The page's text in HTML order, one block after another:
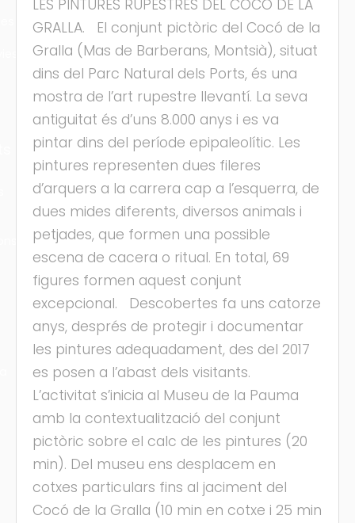
LES PINTURES RUPESTRES DEL COCÓ DE LA
GRALLA. El conjunt pictòric del Cocó de la
Gralla (Mas de Barberans, Montsià), situat
dins del Parc Natural dels Ports, és una
mostra de l’art rupestre llevantí. La seva
antiguitat és d’uns 8.000 anys i es va
pintar dins del període epipaleolític. Les
pintures representen dues fileres
d’arquers a la carrera cap a l’esquerra, de
dues mides diferents, diversos animals i
petjades, que formen una possible
escena de cacera o ritual. En total, 69
figures formen aquest conjunt
excepcional. Descobertes fa uns catorze
anys, després de protegir i documentar
les pintures adequadament, des del 2017
es posen a l’abast dels visitants.
L’activitat s’inicia al Museu de la Pauma
amb la contextualització del conjunt
pictòric sobre el calc de les pintures (20
min). Del museu ens desplacem en
cotxes particulars fins al jaciment del
Cocó de la Gralla (10 min en cotxe i 25 min